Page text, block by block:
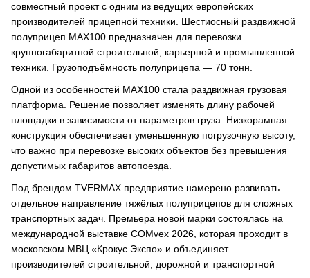
совместный проект с одним из ведущих европейских
производителей прицепной техники. Шестиосный раздвижной
полуприцеп MAX100 предназначен для перевозки
крупногабаритной строительной, карьерной и промышленной
техники. Грузоподъёмность полуприцепа — 70 тонн.
Одной из особенностей MAX100 стала раздвижная грузовая
платформа. Решение позволяет изменять длину рабочей
площадки в зависимости от параметров груза. Низкорамная
конструкция обеспечивает уменьшенную погрузочную высоту,
что важно при перевозке высоких объектов без превышения
допустимых габаритов автопоезда.
Под брендом TVERMAX предприятие намерено развивать
отдельное направление тяжёлых полуприцепов для сложных
транспортных задач. Премьера новой марки состоялась на
международной выставке COMvex 2026, которая проходит в
московском МВЦ «Крокус Экспо» и объединяет
производителей строительной, дорожной и транспортной